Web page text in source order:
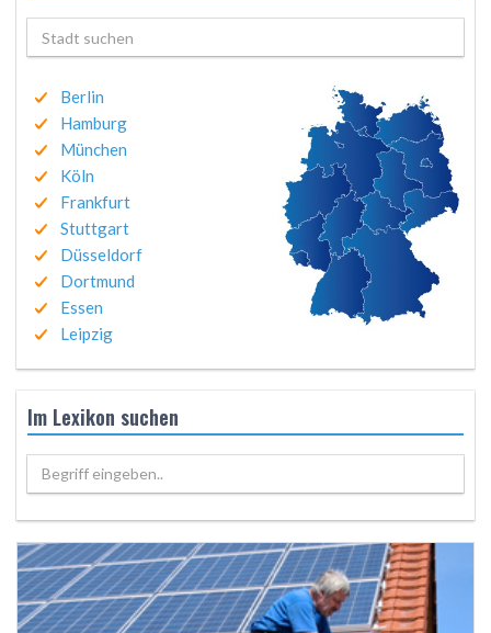
Berlin
Hamburg
München
Köln
Frankfurt
Stuttgart
Düsseldorf
Dortmund
Essen
Leipzig
Im Lexikon suchen
Begriff eingeben..